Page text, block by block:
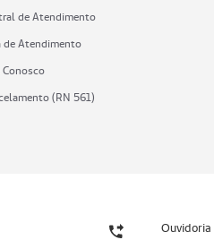
de Atendimento
de Atendimento
Conosco
(RN 561)
Ouvidoria